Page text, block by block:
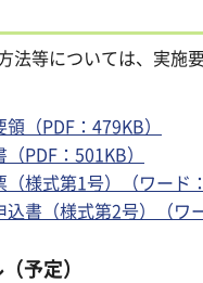
法等については、実施
（PDF：479KB）
PDF：501KB）
（様式第1号）（ワード
込書（様式第2号）（ワ
予定）